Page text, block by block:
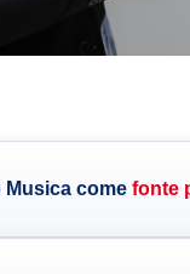
Musica come fonte